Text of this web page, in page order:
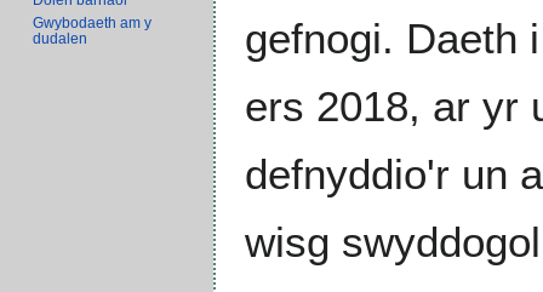
gefnogi. Daeth
ers 2018, ar yr
defnyddio'r un
wisg
Gwybodaeth am y
dudalen